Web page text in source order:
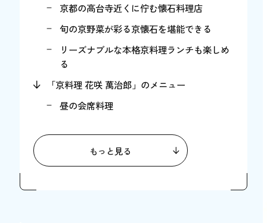
京都の高台寺近くに佇む懐石料理店
旬の京野菜が彩る京懐石を堪能できる
リーズナブルな本格京料理ランチも楽しめ
る
「京料理 花咲 萬治郎」のメニュー
昼の会席料理
季節限定会席料理
鍋料理
もっと見る